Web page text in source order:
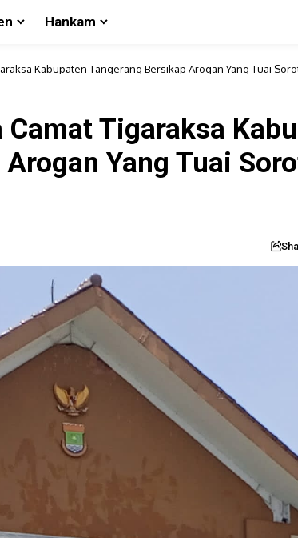
Hankam
Kabupaten Tangerang Bersikap Arogan Yang Tuai
Camat Tigaraksa
Yang Tuai